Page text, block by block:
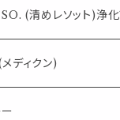
感温度-4℃ !? スース
(清めレソット)浄化
ディクン)